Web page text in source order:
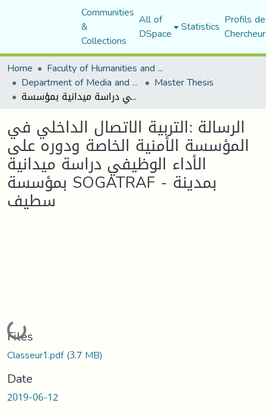
Communities
&
Collections
All of
DSpace Statistics Profils
Home
Faculty of Humanities and Social Sciences
Department of Media and Communication Studies Master Thesis
الرسالة :التربية الاتصال الداخلي في المؤسسة الأمنية الخاصة ودوره على الأداء الوظيفي دراسة ميدانية بمؤسسة SOGATRAF - بمدينة سطيف
الرسالة :التربية الاتصال الداخلي في
المؤسسة الأمنية الخاصة ودوره على
الأداء الوظيفي دراسة ميدانية
بمؤسسة SOGATRAF - بمدينة
سطيف
Loading...
Files
Classeur1.pdf(3.7 MB)
Date
2019-06-12